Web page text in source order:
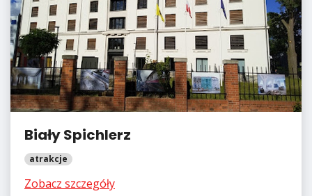
Biały Spichlerz
atrakcje
Zobacz szczegóły